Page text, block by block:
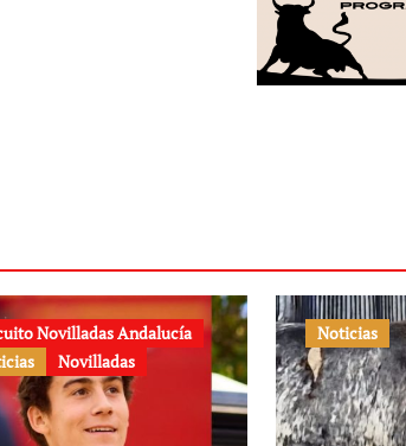
Novilladas Andalucía
Novilladas
Noticias